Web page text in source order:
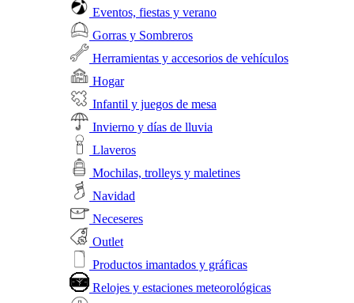
Eventos, fiestas y verano
Gorras y Sombreros
Herramientas y accesorios de vehículos
Hogar
Infantil y juegos de mesa
Invierno y días de lluvia
Llaveros
Mochilas, trolleys y maletines
Navidad
Neceseres
Outlet
Productos imantados y gráficas
Relojes y estaciones meteorológicas